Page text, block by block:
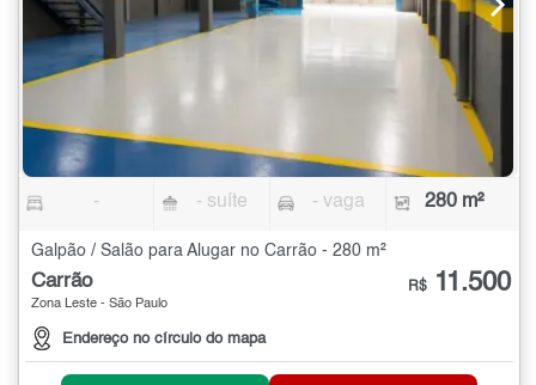
- - suíte - vaga 280 m²
Galpão / Salão para Alugar no Carrão - 280 m²
Carrão
Zona Leste - São Paulo
Endereço no círculo do mapa
R$ 11.500